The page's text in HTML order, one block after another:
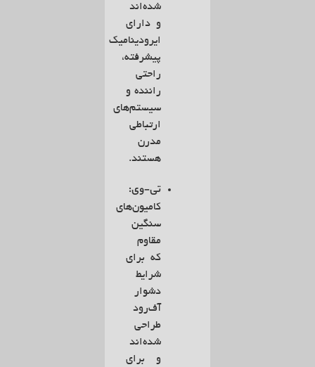
شده‌اند
و دارای
ایرودینامیک
پیشرفته،
راحتی
راننده و
سیستم‌های
ارتباطی
مدرن
هستند.
تی-وی:
کامیون‌های
سنگین
مقاوم
که برای
شرایط
دشوار
آف‌رود
طراحی
شده‌اند
و برای